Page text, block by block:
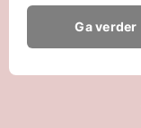
Ga verder